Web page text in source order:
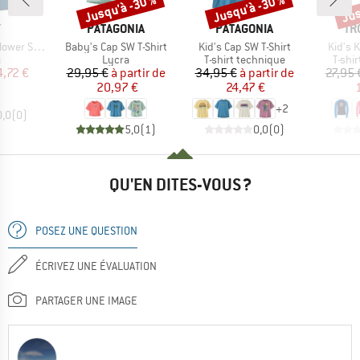
réduit
€
(0)
MARQUE
PATAGONIA
Article
Baby's Cap SW T-Shirt
Product group
Lycra
Prix
29,95 € Prix réduit
à partir de
20,97 €
5,0(1)
Remise
Jusqu'à -30 %
MARQUE
PATAGONIA
Article
Kid's Cap SW T-Shirt
Product group
T-shirt technique
Prix
34,95 € Prix réduit
à partir de
24,47 €
+2
0,0(0)
Remise
Jusqu'à -30 %
Article
Kid's
T-
27,95
QU'EN DITES-VOUS ?
POSEZ UNE QUESTION
ÉCRIVEZ UNE ÉVALUATION
PARTAGER UNE IMAGE